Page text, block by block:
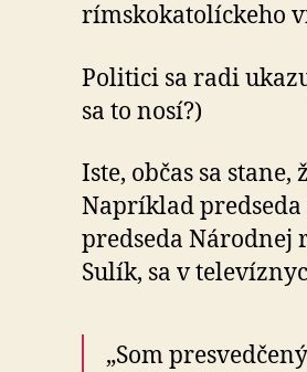
rímskokatolíckeho
Politici sa radi
sa to nosí?)
Iste, občas sa
Napríklad
predseda Národnej
Sulík, sa v
„Som